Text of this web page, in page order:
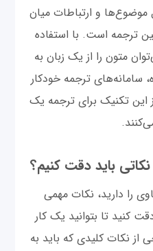
و ارتباطات میان
ترجمه است. با استفاده
متون را از یک زبان به
سامانه‌های ترجمه خودکار
این تکنیک برای ترجمه یک
باید دقت کنیم؟
را دارید، نکات مهمی
کنید تا بتوانید یک کار
از نکات کلیدی که باید به